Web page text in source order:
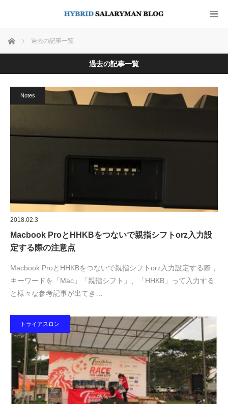
ホーム 過去の記事一覧
過去の記事一覧
Notes
2018.02.3
Macbook ProとHHKBをつないで親指シフトorz入力設
定する際の注意点
Macbook ProとHHKBをつないで親指シフトorz入力設定する際，
キーワードを「Mac」「親指シフト」、「HHKB」って入力する
と様々な参考記事が出てき…
トライアスロン